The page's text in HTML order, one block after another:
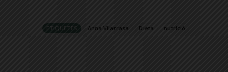
ETIQUETES Anna Vilarrasa Dieta nutrició